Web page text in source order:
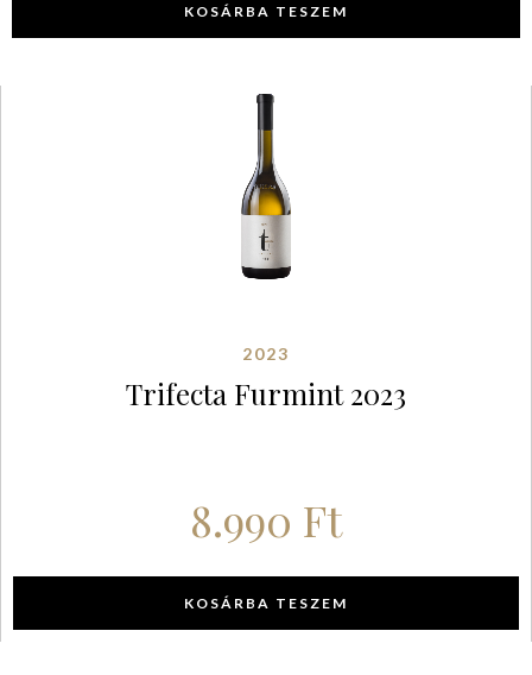
KOSÁRBA TESZEM
2023
Trifecta Furmint 2023
8.990 Ft
KOSÁRBA TESZEM